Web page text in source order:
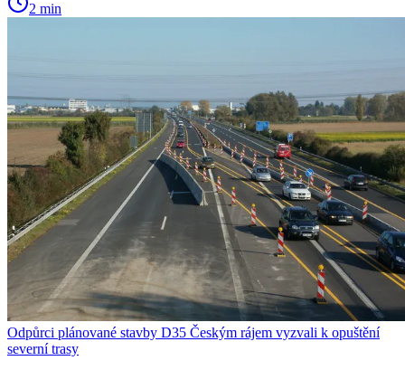
2 min
Odpůrci plánované stavby D35 Českým rájem vyzvali k opuštění
severní trasy